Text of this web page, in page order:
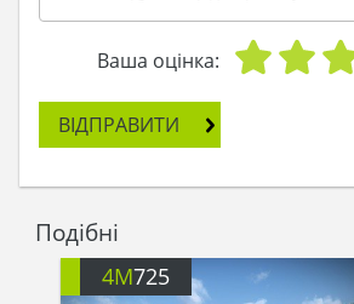
Ваша оцінка:
ВІДПРАВИТИ
Подібні
4M725